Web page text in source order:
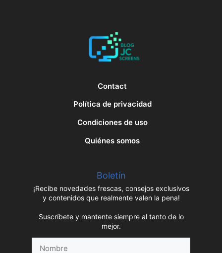
Contact
Política de privacidad
Condiciones de uso
Quiénes somos
Boletín
¡Recibe novedades frescas, consejos exclusivos
y contenidos que realmente valen la pena!
Suscríbete y mantente siempre al tanto de lo
mejor.